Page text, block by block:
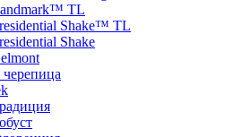
TL
Shake™ TL
Shake